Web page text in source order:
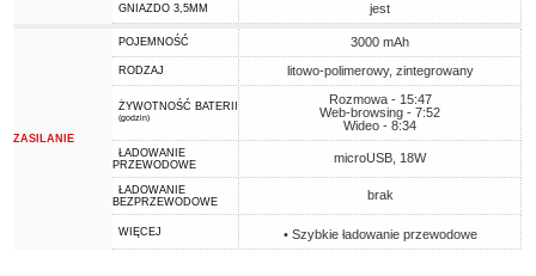
GNIAZDO 3,5MM jest
ZASILANIE
POJEMNOŚĆ 3000 mAh
RODZAJ litowo-polimerowy, zintegrowany
ŻYWOTNOŚĆ BATERII
(godzin)
Rozmowa - 15:47
Web-browsing - 7:52
Wideo - 8:34
ŁADOWANIE
PRZEWODOWE
microUSB, 18W
ŁADOWANIE
BEZPRZEWODOWE
brak
WIĘCEJ • Szybkie ładowanie przewodowe